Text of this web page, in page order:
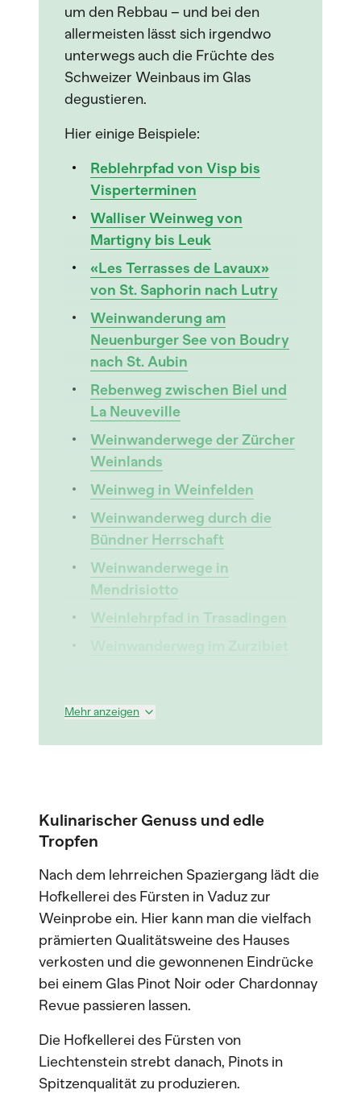
um den Rebbau – und bei den
allermeisten lässt sich irgendwo
unterwegs auch die Früchte des
Schweizer Weinbaus im Glas
degustieren.
Hier einige Beispiele:
Reblehrpfad von Visp bis
Visperterminen
Walliser Weinweg von
Martigny bis Leuk
«Les Terrasses de Lavaux»
von St. Saphorin nach Lutry
Weinwanderung am
Neuenburger See von Boudry
nach St. Aubin
Rebenweg zwischen Biel und
La Neuveville
Weinwanderwege der Zürcher
Weinlands
Weinweg in Weinfelden
Weinwanderweg durch die
Bündner Herrschaft
Weinwanderwege in
Mendrisiotto
Weinlehrpfad in Trasadingen
Mehr anzeigen
Kulinarischer Genuss und edle
Tropfen
Nach dem lehrreichen Spaziergang lädt die
Hofkellerei des Fürsten in Vaduz zur
Weinprobe ein. Hier kann man die vielfach
prämierten Qualitätsweine des Hauses
verkosten und die gewonnenen Eindrücke
bei einem Glas Pinot Noir oder Chardonnay
Revue passieren lassen.
Die Hofkellerei des Fürsten von
Liechtenstein strebt danach, Pinots in
Spitzenqualität zu produzieren.